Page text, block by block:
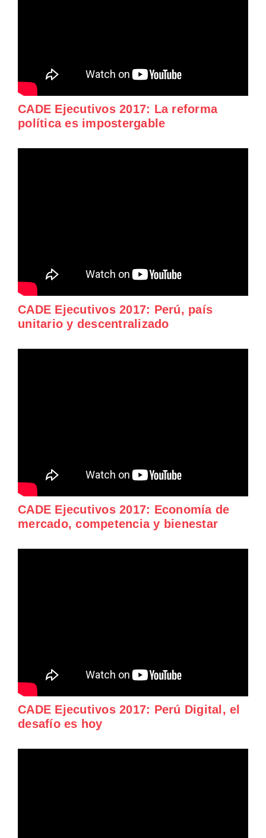
CADE Ejecutivos 2017: La reforma
política es impostergable
CADE Ejecutivos 2017: Perú, país
unitario y descentralizado
CADE Ejecutivos 2017: Economía de
mercado, competencia y bienestar
CADE Ejecutivos 2017: Perú Digital, el
desafío es hoy